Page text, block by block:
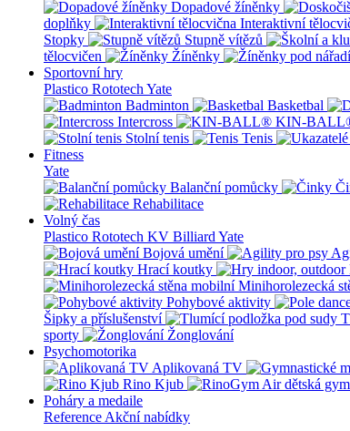
Dopadové žíněnky
doplňky
Interaktivní
Stopky
Stupně vítězů
tělocvičen
Žíněnky
Sportovní hry
Plastico Rototech Yate
Badminton
Basketbal
Intercross
KIN-
Stolní tenis
Tenis
Fitness
Yate
Balanční pomůcky
Rehabilitace
Volný čas
Plastico Rototech KV Billiard Yate
Bojová umění
Hrací koutky
Minihorolezecká
Pohybové aktivity
Šipky a příslušenství
sporty
Žonglování
Psychomotorika
Aplikovaná TV
Rino Kjub
Poháry a medaile
Reference Akční nabídky